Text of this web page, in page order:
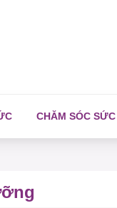
CHĂM SÓC